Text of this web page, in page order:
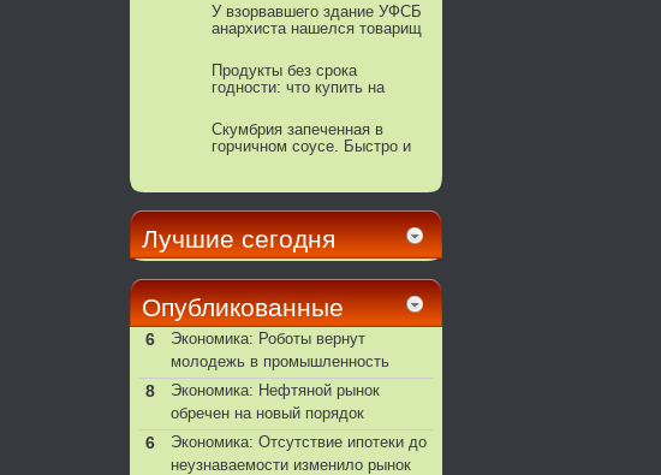
У взорвавшего здание УФСБ
анархиста нашелся товарищ
Продукты без срока
годности: что купить на
Скумбрия запеченная в
горчичном соусе. Быстро и
Лучшие сегодня
Опубликованные
6
Экономика: Роботы вернут
молодежь в промышленность
8
Экономика: Нефтяной рынок
обречен на новый порядок
6
Экономика: Отсутствие ипотеки до
неузнаваемости изменило рынок